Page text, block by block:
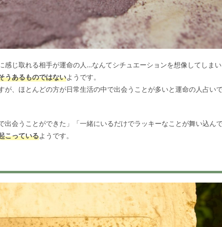
感じ取れる相手が運命の人…なんてシチュエーションを想像してしまい
うあるものではないようです。
、ほとんどの方が日常生活の中で出会うことが多いと運命の人占い
出会うことができた」「一緒にいるだけでラッキーなことが舞い込ん
こっているようです。